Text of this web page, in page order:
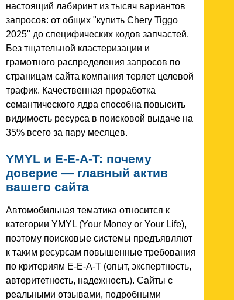
настоящий лабиринт из тысяч вариантов
запросов: от общих "купить Chery Tiggo
2025" до специфических кодов запчастей.
Без тщательной кластеризации и
грамотного распределения запросов по
страницам сайта компания теряет целевой
трафик. Качественная проработка
семантического ядра способна повысить
видимость ресурса в поисковой выдаче на
35% всего за пару месяцев.
YMYL и E-E-A-T: почему
доверие — главный актив
вашего сайта
Автомобильная тематика относится к
категории YMYL (Your Money or Your Life),
поэтому поисковые системы предъявляют
к таким ресурсам повышенные требования
по критериям E-E-A-T (опыт, экспертность,
авторитетность, надежность). Сайты с
реальными отзывами, подробными